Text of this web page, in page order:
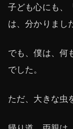
子ども心にも、
は、分かりまし
でも、僕は、何
でした。
ただ、大きな虫